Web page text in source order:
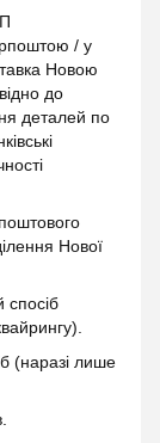
/ у
Новою
до
деталей по
Нової
(наразі лише